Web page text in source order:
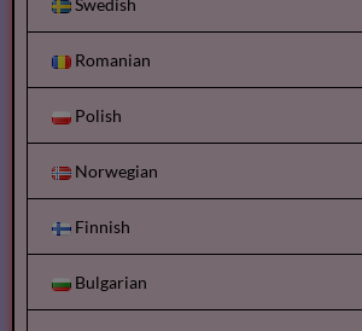
Romanian
Polish
Norwegian
Finnish
Bulgarian